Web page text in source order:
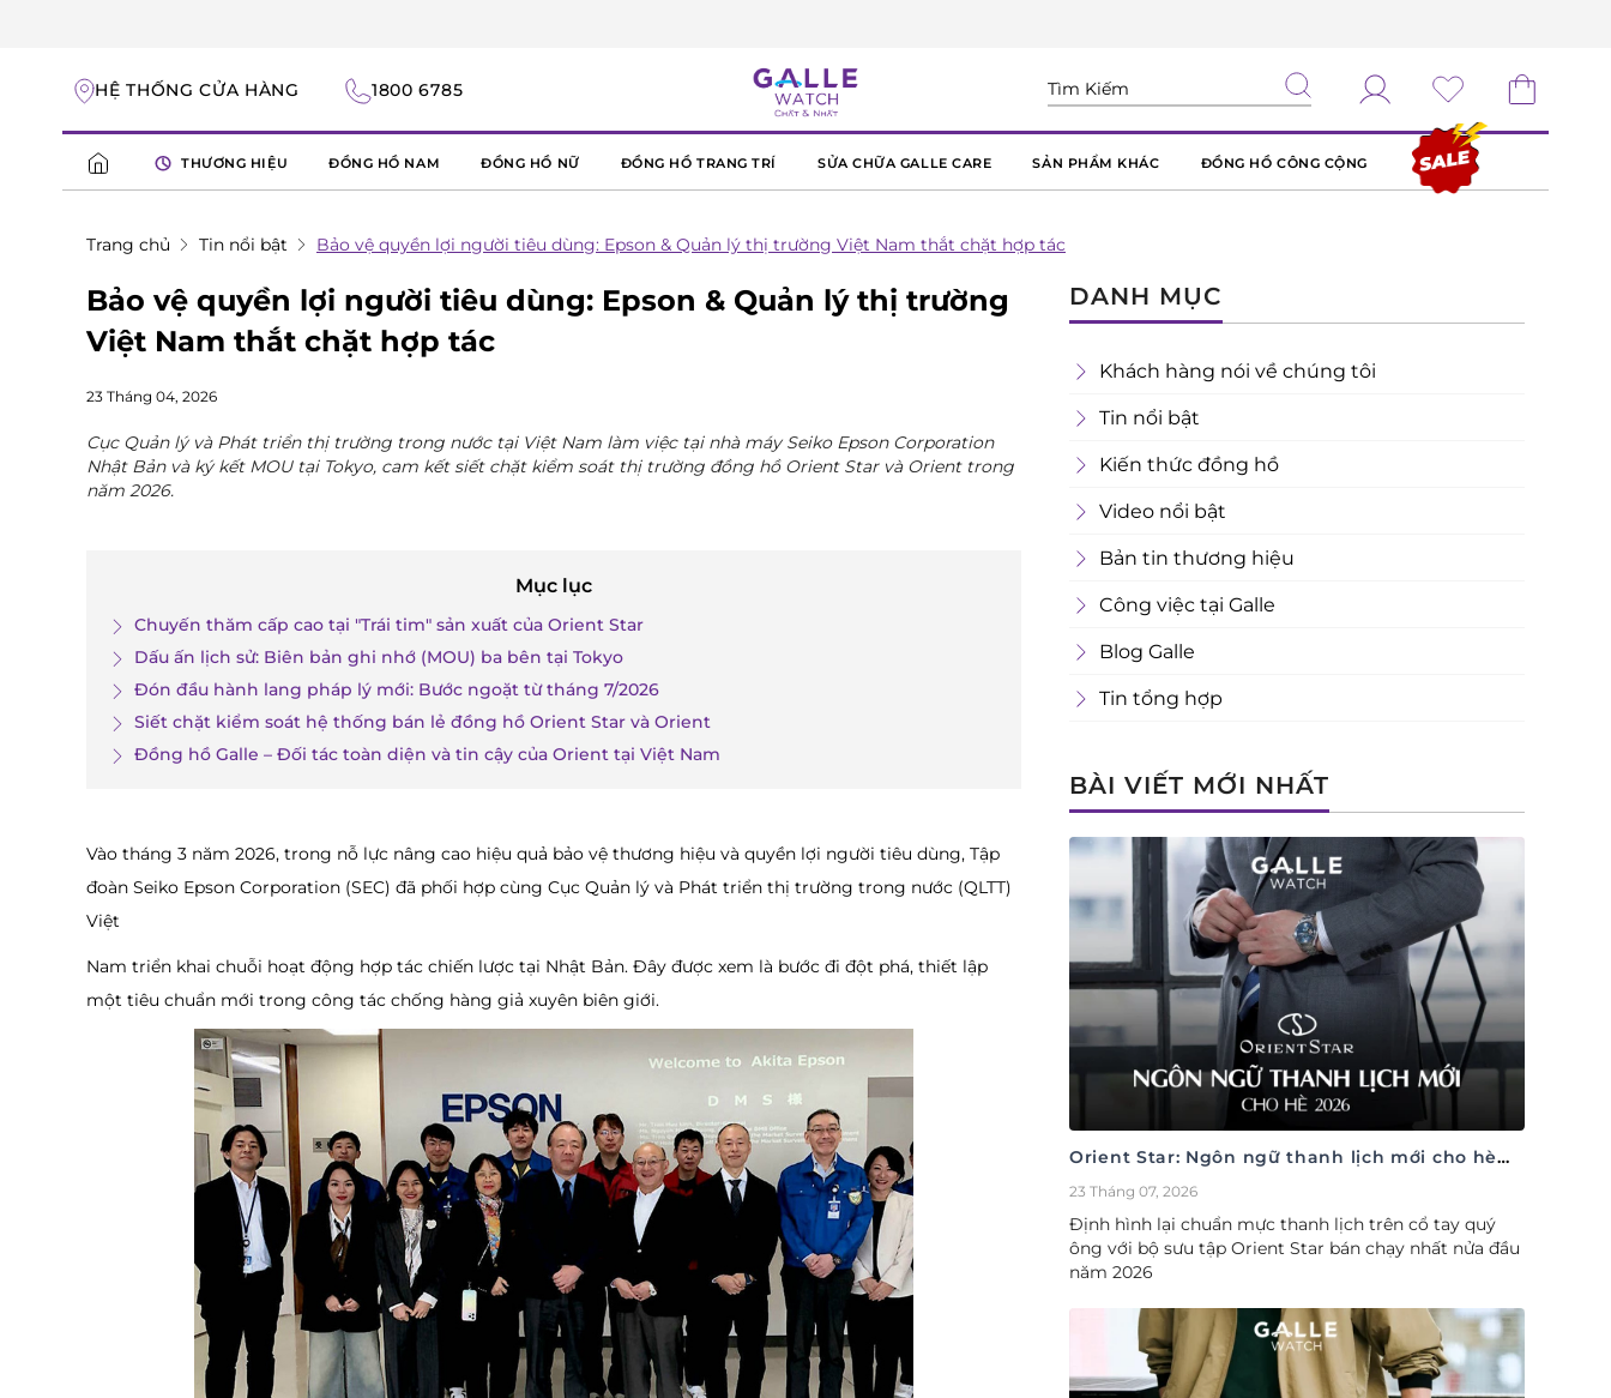
HỆ THỐNG CỬA HÀNG 1800 6785
THƯƠNG HIỆU ĐỒNG HỒ NAM ĐỒNG HỒ NỮ ĐỒNG HỒ TRANG TRÍ SỬA CHỮA GALLE CARE SẢN PHẨM KHÁC ĐỒNG HỒ CÔNG CỘNG
Trang chủ Tin nổi bật Bảo vệ quyền lợi người tiêu dùng: Epson & Quản lý thị trường Việt Nam thắt chặt hợp tác
Bảo vệ quyền lợi người tiêu dùng: Epson & Quản lý thị trường
Việt Nam thắt chặt hợp tác
23 Tháng 04, 2026
Cục Quản lý và Phát triển thị trường trong nước tại Việt Nam làm việc tại nhà máy Seiko Epson Corporation
Nhật Bản và ký kết MOU tại Tokyo, cam kết siết chặt kiểm soát thị trường đồng hồ Orient Star và Orient trong
năm 2026.
Mục lục
Chuyến thăm cấp cao tại "Trái tim" sản xuất của Orient Star
Dấu ấn lịch sử: Biên bản ghi nhớ (MOU) ba bên tại Tokyo
Đón đầu hành lang pháp lý mới: Bước ngoặt từ tháng 7/2026
Siết chặt kiểm soát hệ thống bán lẻ đồng hồ Orient Star và Orient
Đồng hồ Galle – Đối tác toàn diện và tin cậy của Orient tại Việt Nam
Vào tháng 3 năm 2026, trong nỗ lực nâng cao hiệu quả bảo vệ thương hiệu và quyền lợi người tiêu dùng, Tập
đoàn Seiko Epson Corporation (SEC) đã phối hợp cùng Cục Quản lý và Phát triển thị trường trong nước (QLTT)
Việt
Nam triển khai chuỗi hoạt động hợp tác chiến lược tại Nhật Bản. Đây được xem là bước đi đột phá, thiết lập
một tiêu chuẩn mới trong công tác chống hàng giả xuyên biên giới.
DANH MỤC
Khách hàng nói về chúng tôi
Tin nổi bật
Kiến thức đồng hồ
Video nổi bật
Bản tin thương hiệu
Công việc tại Galle
Blog Galle
Tin tổng hợp
BÀI VIẾT MỚI NHẤT
Orient Star: Ngôn ngữ thanh lịch mới cho hè
2026
23 Tháng 07, 2026
Định hình lại chuẩn mực thanh lịch trên cổ tay quý
ông với bộ sưu tập Orient Star bán chạy nhất nửa đầu
năm 2026